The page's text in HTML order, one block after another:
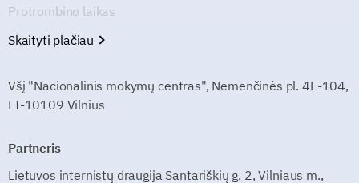
Protrombino laikas
Skaityti plačiau
Všį "Nacionalinis mokymų centras", Nemenčinės pl. 4E-104,
LT-10109 Vilnius
Partneris
Lietuvos internistų draugija Santariškių g. 2, Vilniaus m.,